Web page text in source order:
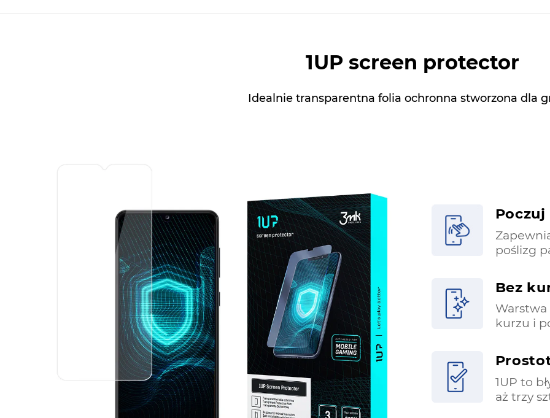
1UP screen protector
Idealnie transparentna folia ochronna stworzona dla
poślizg
Bez
kurzu i
1UP to
aż trzy